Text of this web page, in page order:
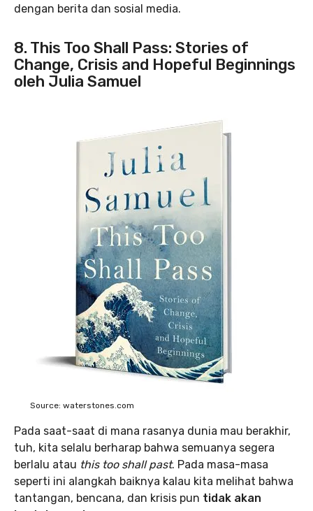
dengan berita dan sosial media.
8. This Too Shall Pass: Stories of
Change, Crisis and Hopeful Beginnings
oleh Julia Samuel
Source: waterstones.com
Pada saat-saat di mana rasanya dunia mau berakhir,
tuh, kita selalu berharap bahwa semuanya segera
berlalu atau this too shall past. Pada masa-masa
seperti ini alangkah baiknya kalau kita melihat bahwa
tantangan, bencana, dan krisis pun tidak akan